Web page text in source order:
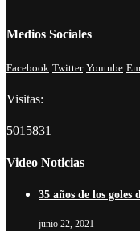
Medios Sociales
Facebook Twitter Youtube
Visitas:
5015831
Video Noticias
35 años de los
junio 22, 2021